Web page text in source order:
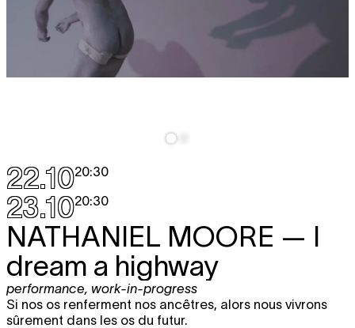
22.1020:30
23.1020:30
NATHANIEL MOORE — I
dream a highway
performance, work-in-progress
Si nos os renferment nos ancêtres, alors nous vivrons
sûrement dans les os du futur.